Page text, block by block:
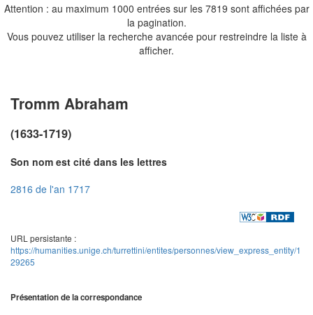
Attention : au maximum 1000 entrées sur les 7819 sont affichées par
la pagination.
Vous pouvez utiliser la recherche avancée pour restreindre la liste à
afficher.
Tromm Abraham
(1633-1719)
Son nom est cité dans les lettres
2816 de l'an 1717
URL persistante :
https://humanities.unige.ch/turrettini/entites/personnes/view_express_entity/1
29265
Présentation de la correspondance